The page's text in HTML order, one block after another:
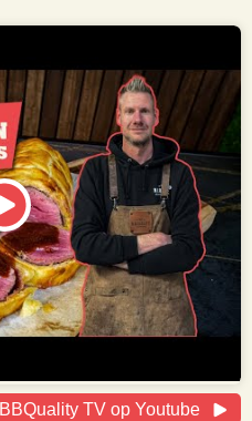
BBQuality TV op Youtube